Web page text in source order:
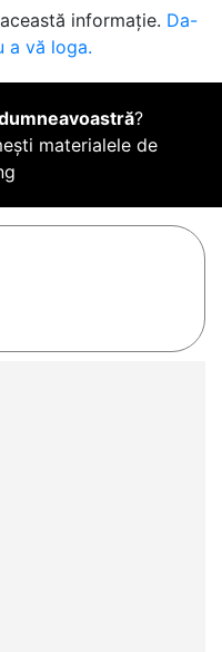
informație. Da-
a vă loga.
?
materialele de